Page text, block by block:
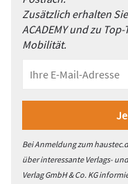
Zusätzlich erhalten
ACADEMY und zu
Mobilität.
Bei Anmeldung zum
über interessante Verlags-
Verlag GmbH & Co. KG